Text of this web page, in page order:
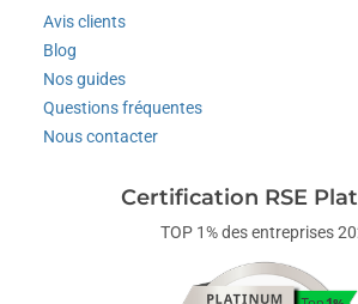
Avis clients
Blog
Nos guides
Questions fréquentes
Nous contacter
Certification RSE
TOP 1% des entreprises